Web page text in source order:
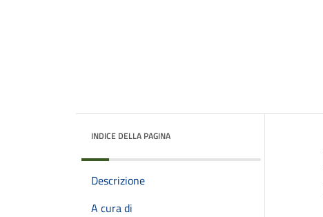
INDICE DELLA PAGINA
Descrizione
A cura di